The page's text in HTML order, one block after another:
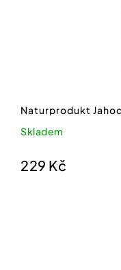
Naturprodukt
Skladem
229 Kč